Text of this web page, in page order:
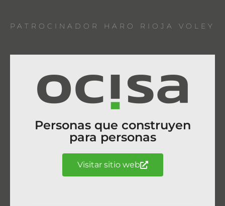
PATROCINADOR HARO RIOJA VOLEY
Personas que construyen
para personas
Visitar sitio web